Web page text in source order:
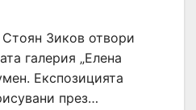
Зиков отвори
галерия „Елена
Експозицията
през…